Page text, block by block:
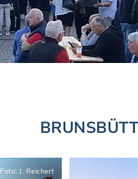
Foto: J. Reichert